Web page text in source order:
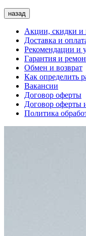
назад
Акции, скидки и
Доставка и
Рекомендации и
Гарантия и
Обмен и возврат
Как определить
Вакансии
Договор оферты
Договор оферты
Политика